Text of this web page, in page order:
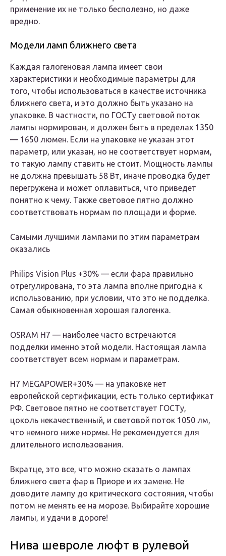
применение их не только бесполезно, но даже
вредно.
Модели ламп ближнего света
Каждая галогеновая лампа имеет свои
характеристики и необходимые параметры для
того, чтобы использоваться в качестве источника
ближнего света, и это должно быть указано на
упаковке. В частности, по ГОСТу световой поток
лампы нормирован, и должен быть в пределах 1350
— 1650 люмен. Если на упаковке не указан этот
параметр, или указан, но не соответствует нормам,
то такую лампу ставить не стоит. Мощность лампы
не должна превышать 58 Вт, иначе проводка будет
перегружена и может оплавиться, что приведет
понятно к чему. Также световое пятно должно
соответствовать нормам по площади и форме.
Самыми лучшими лампами по этим параметрам
оказались
Philips Vision Plus +30% — если фара правильно
отрегулирована, то эта лампа вполне пригодна к
использованию, при условии, что это не подделка.
Самая обыкновенная хорошая галогенка.
OSRAM Н7 — наиболее часто встречаются
подделки именно этой модели. Настоящая лампа
соответствует всем нормам и параметрам.
H7 MEGAPOWER+30% — на упаковке нет
европейской сертификации, есть только сертификат
РФ. Световое пятно не соответствует ГОСТу,
цоколь некачественный, и световой поток 1050 лм,
что немного ниже нормы. Не рекомендуется для
длительного использования.
Вкратце, это все, что можно сказать о лампах
ближнего света фар в Приоре и их замене. Не
доводите лампу до критического состояния, чтобы
потом не менять ее на морозе. Выбирайте хорошие
лампы, и удачи в дороге!
Нива шевроле люфт в рулевой